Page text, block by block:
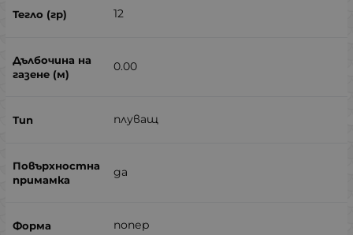
12
0.00
плуващ
да
попер